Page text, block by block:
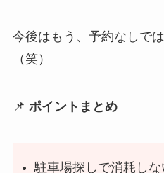
今後はもう、予約なしで
（笑）
📌 ポイントまとめ
駐車場探しで消耗し